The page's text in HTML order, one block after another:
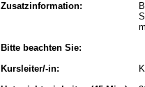
Zusatzinformation:
Bitte beachten Sie:
Kursleiter/-in: